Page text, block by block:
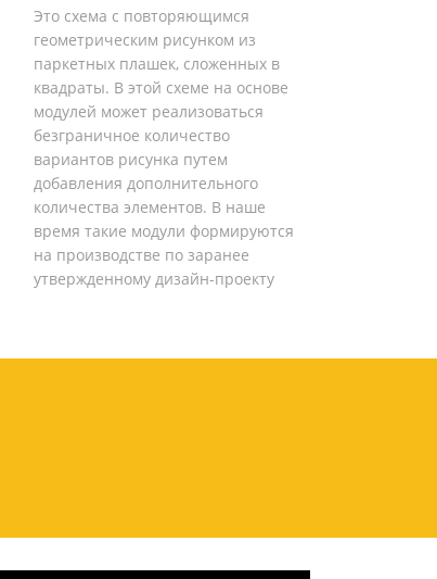
Это схема с повторяющимся
геометрическим рисунком из
паркетных плашек, сложенных в
квадраты. В этой схеме на основе
модулей может реализоваться
безграничное количество
вариантов рисунка путем
добавления дополнительного
количества элементов. В наше
время такие модули формируются
на производстве по заранее
утвержденному дизайн-проекту